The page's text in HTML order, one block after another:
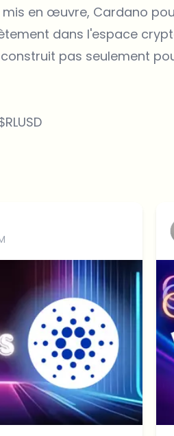
mis en œuvre, Cardano
dans l'espace
pas seulement